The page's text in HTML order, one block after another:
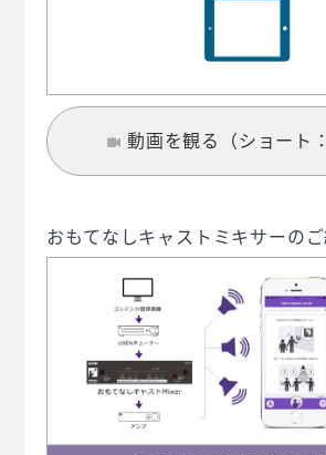
動画を観る（ショート
おもてなしキャストミキサーの